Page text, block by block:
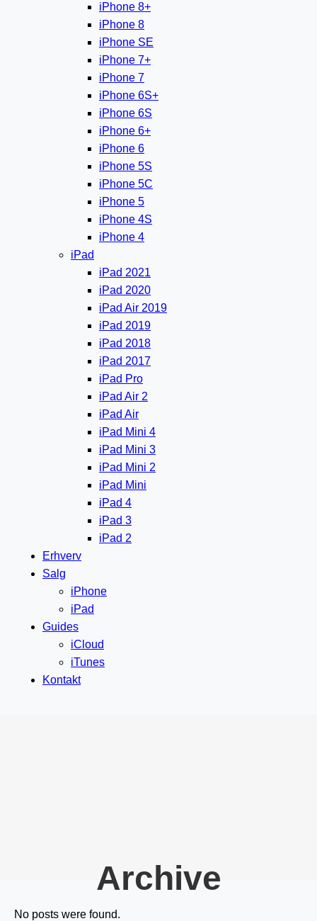
iPhone 8+
iPhone 8
iPhone SE
iPhone 7+
iPhone 7
iPhone 6S+
iPhone 6S
iPhone 6+
iPhone 6
iPhone 5S
iPhone 5C
iPhone 5
iPhone 4S
iPhone 4
iPad
iPad 2021
iPad 2020
iPad Air 2019
iPad 2019
iPad 2018
iPad 2017
iPad Pro
iPad Air 2
iPad Air
iPad Mini 4
iPad Mini 3
iPad Mini 2
iPad Mini
iPad 4
iPad 3
iPad 2
Erhverv
Salg
iPhone
iPad
Guides
iCloud
iTunes
Kontakt
Archive
No posts were found.